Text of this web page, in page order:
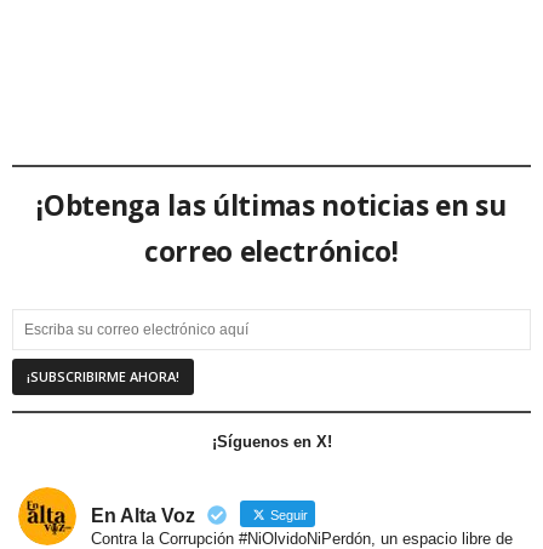
¡Obtenga las últimas noticias en su
correo electrónico!
¡Síguenos en X!
En Alta Voz Seguir
Contra la Corrupción #NiOlvidoNiPerdón, un espacio libre de